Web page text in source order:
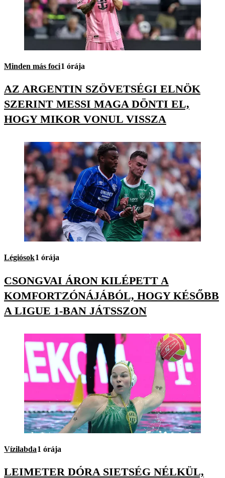
Minden más foci1 órája
AZ ARGENTIN SZÖVETSÉGI ELNÖK
SZERINT MESSI MAGA DÖNTI EL,
HOGY MIKOR VONUL VISSZA
Légiósok1 órája
CSONGVAI ÁRON KILÉPETT A
KOMFORTZÓNÁJÁBÓL, HOGY KÉSŐBB
A LIGUE 1-BAN JÁTSSZON
Vízilabda1 órája
LEIMETER DÓRA SIETSÉG NÉLKÜL,